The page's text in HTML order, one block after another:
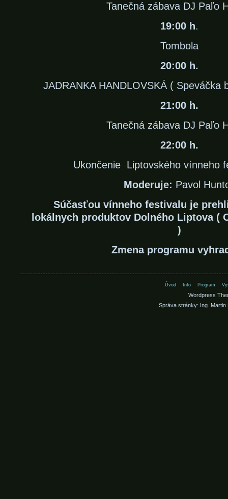
Tanečná zábava DJ Paľo
19:00 h.
Tombola
20:00 h.
JADRANKA HANDLOVSKÁ ( Speváčka
21:00 h.
Tanečná zábava DJ Paľo
22:00 h.
Ukončenie Liptovského vínneho
Moderuje: Pavol
Súčasťou vínneho festivalu je
lokálnych produktov Dolného Liptova (
)
Zmena programu
Úvod Info Program
Wordpress
Správa stránky: Ing. Martin